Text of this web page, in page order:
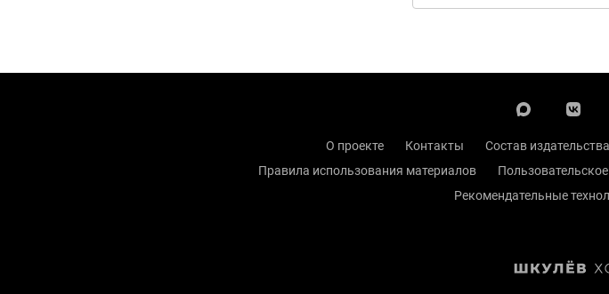
О проекте Контакты Состав издательства
Правила использования материалов
Рекомендательные